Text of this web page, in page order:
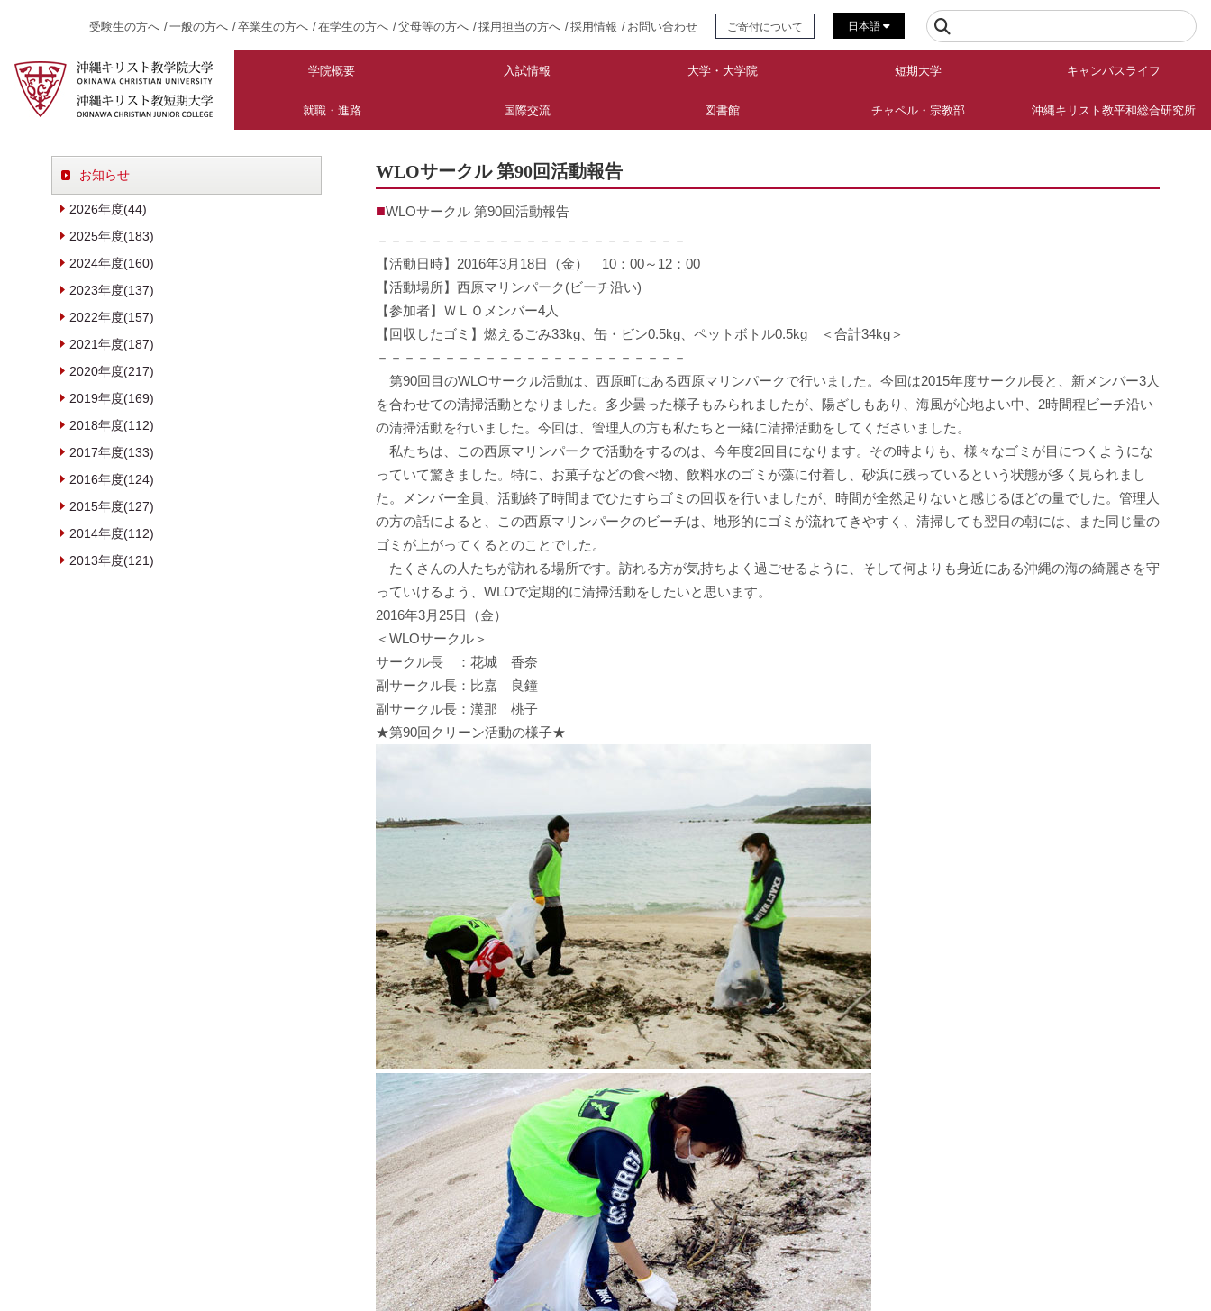
受験生の方へ 一般の方へ 卒業生の方へ 在学生の方へ 父母等の方へ 採用担当の方へ 採用情報 お問い合わせ ご寄付について 日本語
学院概要 入試情報 大学・大学院 短期大学 キャンパスライフ
就職・進路 国際交流 図書館 チャペル・宗教部 沖縄キリスト教平和総合研究所
WLOサークル 第90回活動報告
WLOサークル 第90回活動報告
－－－－－－－－－－－－－－－－－－－－－－－
【活動日時】2016年3月18日（金） 10：00～12：00
【活動場所】西原マリンパーク(ビーチ沿い)
【参加者】ＷＬＯメンバー4人
【回収したゴミ】燃えるごみ33kg、缶・ビン0.5kg、ペットボトル0.5kg ＜合計34kg＞
－－－－－－－－－－－－－－－－－－－－－－－
第90回目のWLOサークル活動は、西原町にある西原マリンパークで行いました。今回は2015年度サークル長と、新メンバー3人
を合わせての清掃活動となりました。多少曇った様子もみられましたが、陽ざしもあり、海風が心地よい中、2時間程ビーチ沿い
の清掃活動を行いました。今回は、管理人の方も私たちと一緒に清掃活動をしてくださいました。
私たちは、この西原マリンパークで活動をするのは、今年度2回目になります。その時よりも、様々なゴミが目につくようにな
っていて驚きました。特に、お菓子などの食べ物、飲料水のゴミが藻に付着し、砂浜に残っているという状態が多く見られまし
た。メンバー全員、活動終了時間までひたすらゴミの回収を行いましたが、時間が全然足りないと感じるほどの量でした。管理人
の方の話によると、この西原マリンパークのビーチは、地形的にゴミが流れてきやすく、清掃しても翌日の朝には、また同じ量の
ゴミが上がってくるとのことでした。
たくさんの人たちが訪れる場所です。訪れる方が気持ちよく過ごせるように、そして何よりも身近にある沖縄の海の綺麗さを守
っていけるよう、WLOで定期的に清掃活動をしたいと思います。
2016年3月25日（金）
＜WLOサークル＞
サークル長 ：花城 香奈
副サークル長：比嘉 良鐘
副サークル長：漢那 桃子
★第90回クリーン活動の様子★
お知らせ
2026年度(44)
2025年度(183)
2024年度(160)
2023年度(137)
2022年度(157)
2021年度(187)
2020年度(217)
2019年度(169)
2018年度(112)
2017年度(133)
2016年度(124)
2015年度(127)
2014年度(112)
2013年度(121)